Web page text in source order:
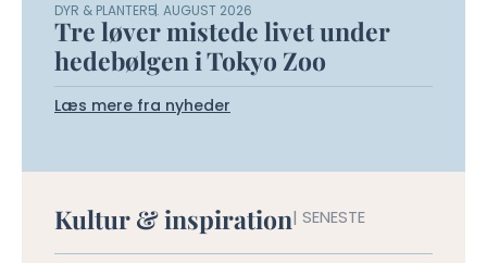
DYR & PLANTER5. AUGUST 2026
Tre løver mistede livet under
hedebølgen i Tokyo Zoo
Læs mere fra nyheder
Kultur & inspiration| SENESTE